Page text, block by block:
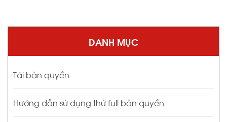
DANH MỤC
Tái bản quyền
Hướng dẫn sử dụng thử full bản quyền